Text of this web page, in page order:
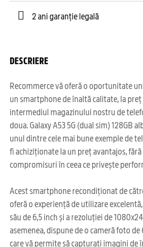
2 ani garanție legală
DESCRIERE
Recommerce vă oferă o oportunitate
un smartphone de înaltă calitate, la
intermediul magazinului nostru de
doua. Galaxy A53 5G (dual sim) 128GB
unul dintre cele mai bune exemple de
fi achiziționate la un preț avantajos, fără
compromisuri în ceea ce privește
Acest smartphone recondiționat de
oferă o experiență de utilizare
său de 6,5 inch și a rezoluției de
asemenea, dispune de o cameră foto
care vă permite să capturați imagini de